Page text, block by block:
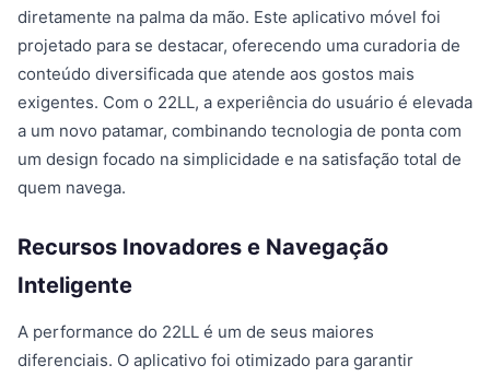
diretamente na palma da mão. Este aplicativo móvel foi
projetado para se destacar, oferecendo uma curadoria de
conteúdo diversificada que atende aos gostos mais
exigentes. Com o 22LL, a experiência do usuário é elevada
a um novo patamar, combinando tecnologia de ponta com
um design focado na simplicidade e na satisfação total de
quem navega.
Recursos Inovadores e Navegação
Inteligente
A performance do 22LL é um de seus maiores
diferenciais. O aplicativo foi otimizado para garantir